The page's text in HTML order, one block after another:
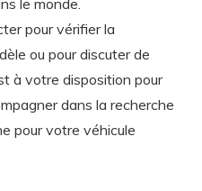
pour vérifier la
ou pour discuter de
à votre disposition pour
dans la recherche
pour votre véhicule